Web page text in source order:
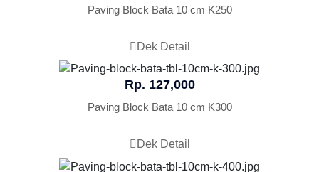
Paving Block Bata 10 cm K250
Dek Detail
Rp. 127,000
Paving Block Bata 10 cm K300
Dek Detail